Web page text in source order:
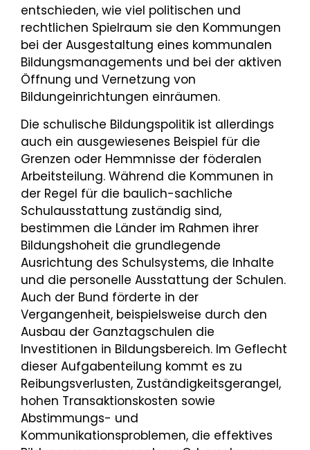
entschieden, wie viel politischen und
rechtlichen Spielraum sie den Kommungen
bei der Ausgestaltung eines kommunalen
Bildungsmanagements und bei der aktiven
Öffnung und Vernetzung von
Bildungeinrichtungen einräumen.
Die schulische Bildungspolitik ist allerdings
auch ein ausgewiesenes Beispiel für die
Grenzen oder Hemmnisse der föderalen
Arbeitsteilung. Während die Kommunen in
der Regel für die baulich-sachliche
Schulausstattung zuständig sind,
bestimmen die Länder im Rahmen ihrer
Bildungshoheit die grundlegende
Ausrichtung des Schulsystems, die Inhalte
und die personelle Ausstattung der Schulen.
Auch der Bund förderte in der
Vergangenheit, beispielsweise durch den
Ausbau der Ganztagschulen die
Investitionen in Bildungsbereich. Im Geflecht
dieser Aufgabenteilung kommt es zu
Reibungsverlusten, Zuständigkeitsgerangel,
hohen Transaktionskosten sowie
Abstimmungs- und
Kommunikationsproblemen, die effektives